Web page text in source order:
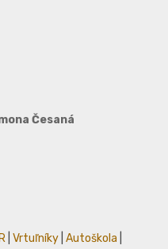
Česaná
Vrtuľníky Autoškola